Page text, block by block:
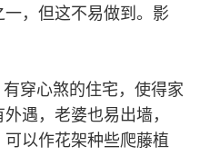
，但这不易做到。影
穿心煞的住宅，使得家
遇，老婆也易出墙，
以作花架种些爬藤植